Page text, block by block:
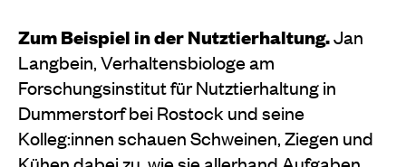
Zum Beispiel in der Nutztierhaltung.Jan
Langbein, Verhaltensbiologe am
Forschungsinstitut für Nutztierhaltung in
Dummerstorf bei Rostock und seine
Kolleg:innen schauen Schweinen, Ziegen und